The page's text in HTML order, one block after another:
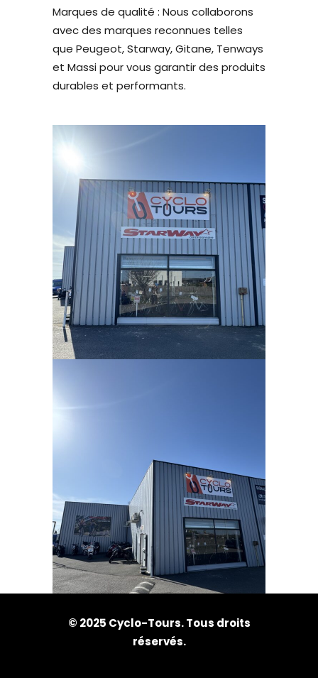
Marques de qualité : Nous collaborons
avec des marques reconnues telles
que Peugeot, Starway, Gitane, Tenways
et Massi pour vous garantir des produits
durables et performants.
© 2025 Cyclo-Tours. Tous droits
réservés.